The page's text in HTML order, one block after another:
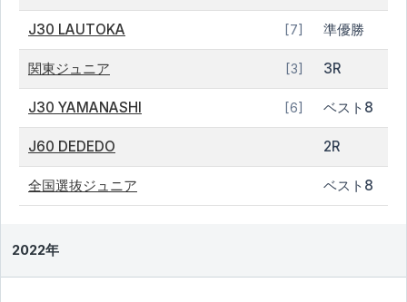
J30 LAUTOKA [7] 準優勝
関東ジュニア [3] 3R
J30 YAMANASHI [6] ベスト8
J60 DEDEDO 2R
全国選抜ジュニア ベスト8
2022年